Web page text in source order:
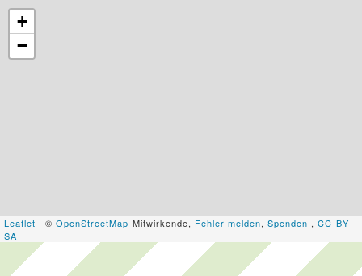
+
−
Leaflet | © OpenStreetMap-Mitwirkende, Fehler melden, Spenden!, CC-BY-
SA